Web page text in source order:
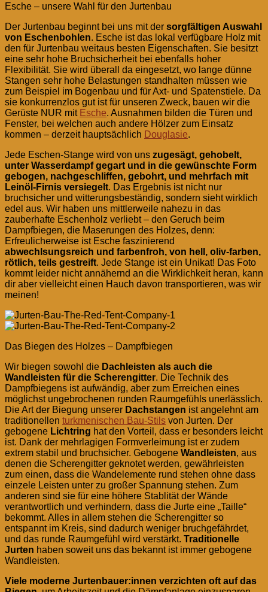
Esche – unsere Wahl für den Jurtenbau
Der Jurtenbau beginnt bei uns mit der sorgfältigen Auswahl
von Eschenbohlen. Esche ist das lokal verfügbare Holz mit
den für Jurtenbau weitaus besten Eigenschaften. Sie besitzt
eine sehr hohe Bruchsicherheit bei ebenfalls hoher
Flexibilität. Sie wird überall da eingesetzt, wo lange dünne
Stangen sehr hohe Belastungen standhalten müssen wie
zum Beispiel im Bogenbau und für Axt- und Spatenstiele. Da
sie konkurrenzlos gut ist für unseren Zweck, bauen wir die
Gerüste NUR mit Esche. Ausnahmen bilden die Türen und
Fenster, bei welchen auch andere Hölzer zum Einsatz
kommen – derzeit hauptsächlich Douglasie.
Jede Eschen-Stange wird von uns zugesägt, gehobelt,
unter Wasserdampf gegart und in die gewünschte Form
gebogen, nachgeschliffen, gebohrt, und mehrfach mit
Leinöl-Firnis versiegelt. Das Ergebnis ist nicht nur
bruchsicher und witterungsbeständig, sondern sieht wirklich
edel aus. Wir haben uns mittlerweile nahezu in das
zauberhafte Eschenholz verliebt – den Geruch beim
Dampfbiegen, die Maserungen des Holzes, denn:
Erfreulicherweise ist Esche faszinierend
abwechlsungsreich und farbenfroh, von hell, oliv-farben,
rötlich, teils gestreift. Jede Stange ist ein Unikat! Das Foto
kommt leider nicht annähernd an die Wirklichkeit heran, kann
dir aber vielleicht einen Hauch davon transportieren, was wir
meinen!
Das Biegen des Holzes – Dampfbiegen
Wir biegen sowohl die Dachleisten als auch die
Wandleisten für die Scherengitter. Die Technik des
Dampfbiegens ist aufwändig, aber zum Erreichen eines
möglichst ungebrochenen runden Raumgefühls unerlässlich.
Die Art der Biegung unserer Dachstangen ist angelehnt am
traditionellen turkmenischen Bau-Stils von Jurten. Der
gebogene Lichtring hat den Vorteil, dass er besonders leicht
ist. Dank der mehrlagigen Formverleimung ist er zudem
extrem stabil und bruchsicher. Gebogene Wandleisten, aus
denen die Scherengitter geknotet werden, gewährleisten
zum einen, dass die Wandelemente rund stehen ohne dass
einzele Leisten unter zu großer Spannung stehen. Zum
anderen sind sie für eine höhere Stablität der Wände
verantwortlich und verhindern, dass die Jurte eine „Taille“
bekommt. Alles in allem stehen die Scherengitter so
entspannt im Kreis, sind dadurch weniger bruchgefährdet,
und das runde Raumgefühl wird verstärkt. Traditionelle
Jurten haben soweit uns das bekannt ist immer gebogene
Wandleisten.
Viele moderne Jurtenbauer:innen verzichten oft auf das